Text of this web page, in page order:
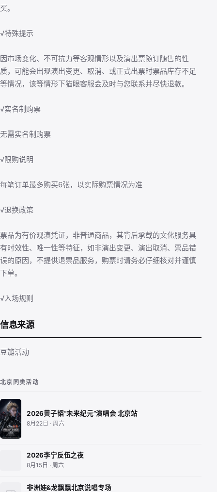
买。
√特殊提示
因市场变化、不可抗力等客观情形以及演出票随订随售的性
质，可能会出现演出变更、取消、或正式出票时票品库存不足
等情况，该等情形下猫眼客服会及时与您联系并尽快退款。
√实名制购票
无需实名制购票
√限购说明
每笔订单最多购买6张，以实际购票情况为准
√退换政策
票品为有价观演凭证，非普通商品，其背后承载的文化服务具
有时效性、唯一性等特征，如非演出变更、演出取消、票品错
误的原因，不提供退票品服务，购票时请务必仔细核对并谨慎
下单。
√入场规则
信息来源
豆瓣活动
北京同类活动
2026黄子韬“未来纪元”演唱会 北京站
8月22日 · 周六
2026李宁反伍之夜
8月15日 · 周六
非洲娃&龙飘飘北京说唱专场